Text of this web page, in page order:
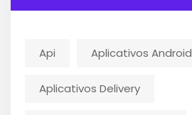
Api Aplicativos Android
Aplicativos Delivery